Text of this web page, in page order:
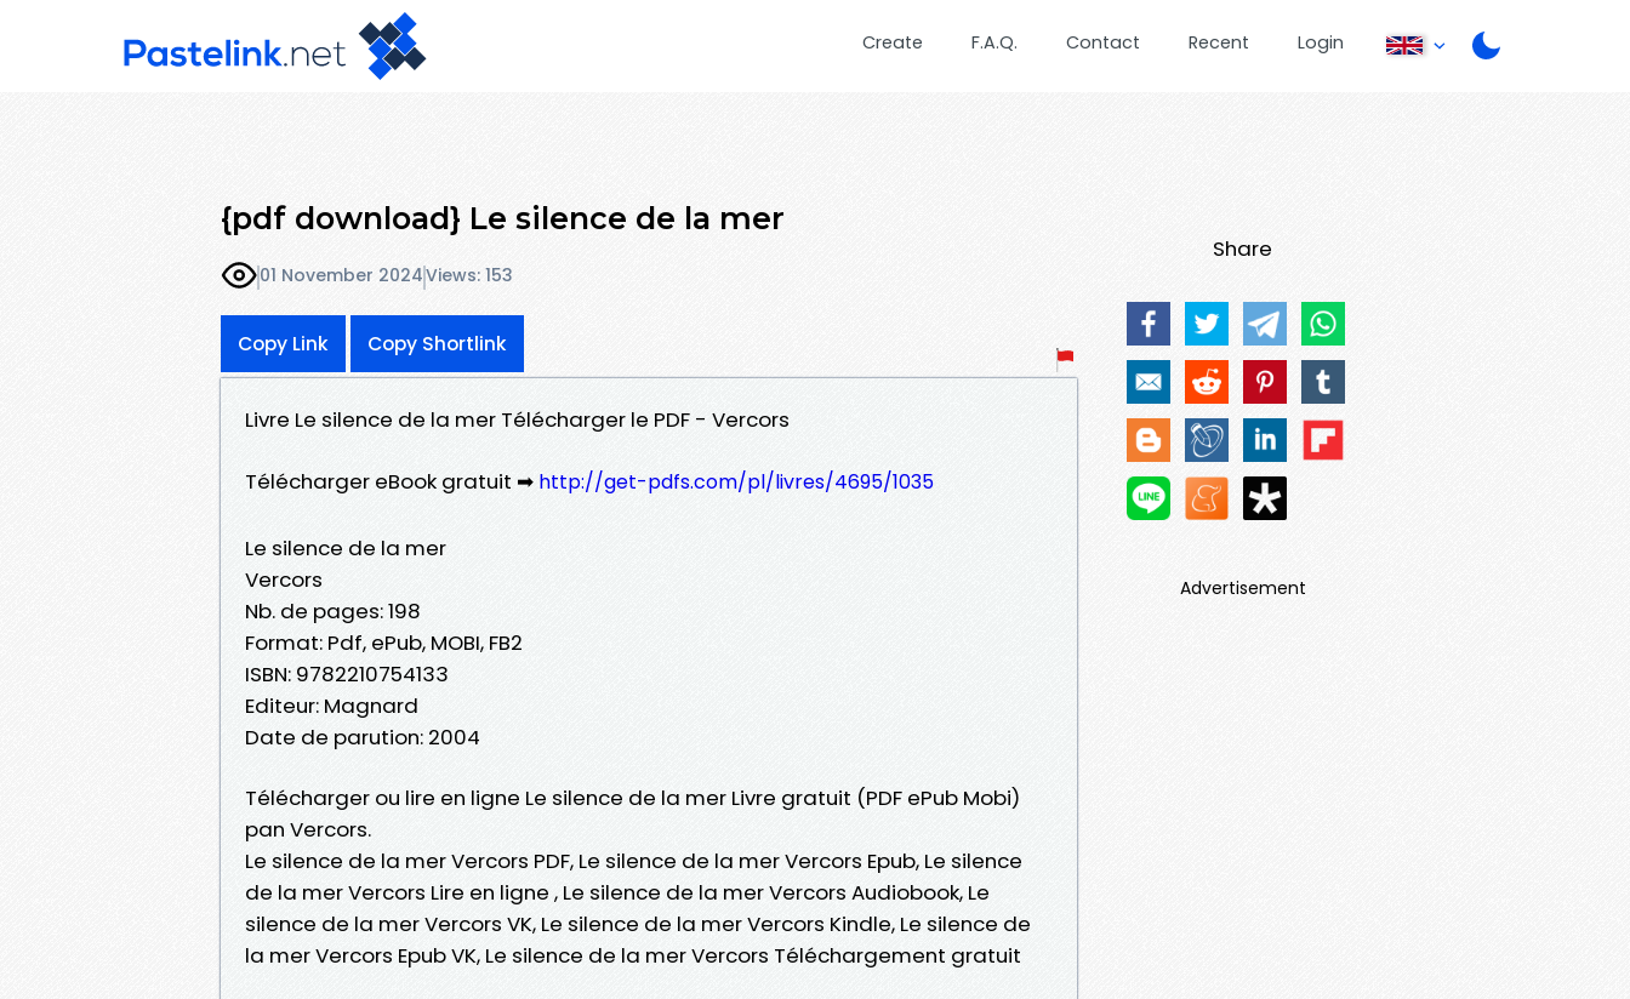
Create F.A.Q. Contact Recent Login
{pdf download} Le silence de la mer
01 November 2024Views: 153
Copy Link Copy Shortlink
Livre Le silence de la mer Télécharger le PDF - Vercors
Télécharger eBook gratuit ➡ http://get-pdfs.com/pl/livres/4695/1035
Le silence de la mer
Vercors
Nb. de pages: 198
Format: Pdf, ePub, MOBI, FB2
ISBN: 9782210754133
Editeur: Magnard
Date de parution: 2004
Télécharger ou lire en ligne Le silence de la mer Livre gratuit (PDF ePub Mobi)
pan Vercors.
Le silence de la mer Vercors PDF, Le silence de la mer Vercors Epub, Le silence
de la mer Vercors Lire en ligne , Le silence de la mer Vercors Audiobook, Le
silence de la mer Vercors VK, Le silence de la mer Vercors Kindle, Le silence de
la mer Vercors Epub VK, Le silence de la mer Vercors Téléchargement gratuit
Share
Advertisement